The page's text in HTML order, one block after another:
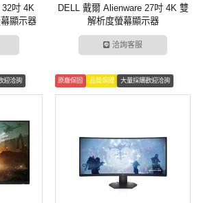
吋 4K
顯示器
DELL 戴爾 Alienware 27吋 4K 雙
解析度螢幕顯示器
洽詢客服
迎洽詢 原廠保固 品質保證 大量採購歡迎洽詢